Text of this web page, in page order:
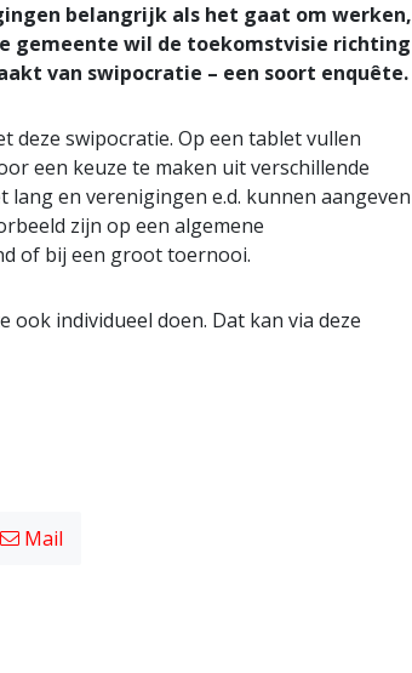
belangrijk als het gaat om werken,
gemeente wil de toekomstvisie richting
van swipocratie – een soort enquête.
deze swipocratie. Op een tablet vullen
een keuze te maken uit verschillende
en verenigingen e.d. kunnen aangeven
zijn op een algemene
of bij een groot toernooi.
individueel doen. Dat kan via deze
Mail